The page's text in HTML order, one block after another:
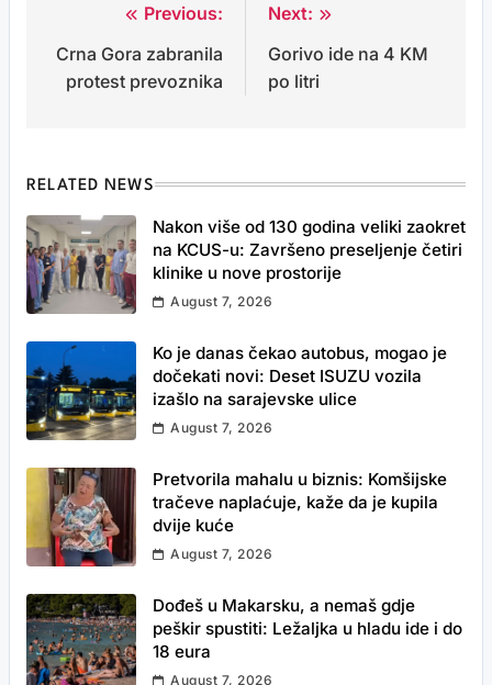
navigation
Previous:
Crna Gora zabranila
protest prevoznika
Next:
Gorivo ide na 4 KM
po litri
RELATED NEWS
Nakon više od 130 godina veliki zaokret
na KCUS-u: Završeno preseljenje četiri
klinike u nove prostorije
August 7, 2026
Ko je danas čekao autobus, mogao je
dočekati novi: Deset ISUZU vozila
izašlo na sarajevske ulice
August 7, 2026
Pretvorila mahalu u biznis: Komšijske
tračeve naplaćuje, kaže da je kupila
dvije kuće
August 7, 2026
Dođeš u Makarsku, a nemaš gdje
peškir spustiti: Ležaljka u hladu ide i do
18 eura
August 7, 2026